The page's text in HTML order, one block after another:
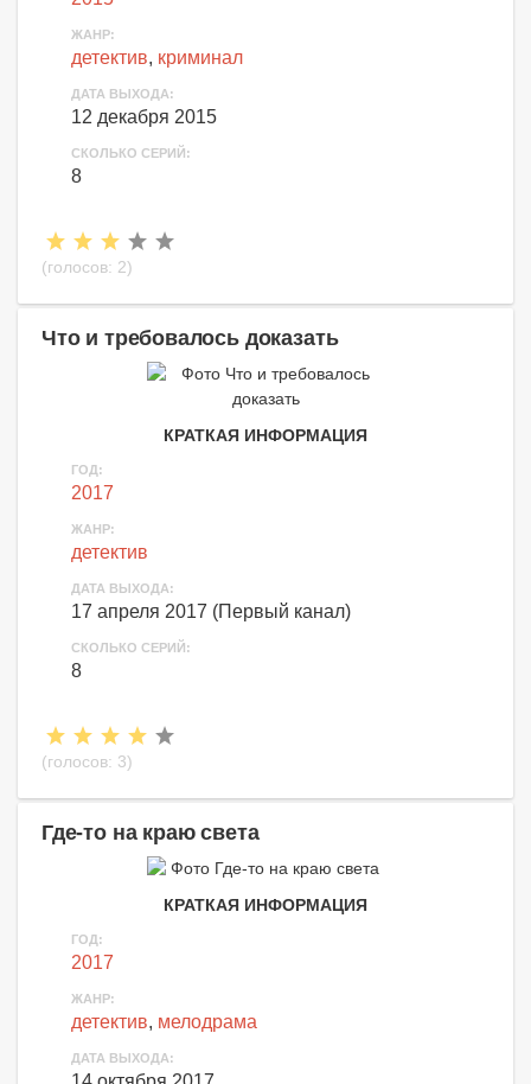
ЖАНР:
детектив, криминал
ДАТА ВЫХОДА:
12 декабря 2015
СКОЛЬКО СЕРИЙ:
8
(голосов: 2)
Что и требовалось доказать
КРАТКАЯ ИНФОРМАЦИЯ
ГОД:
2017
ЖАНР:
детектив
ДАТА ВЫХОДА:
17 апреля 2017 (Первый канал)
СКОЛЬКО СЕРИЙ:
8
(голосов: 3)
Где-то на краю света
КРАТКАЯ ИНФОРМАЦИЯ
ГОД:
2017
ЖАНР:
детектив, мелодрама
ДАТА ВЫХОДА: